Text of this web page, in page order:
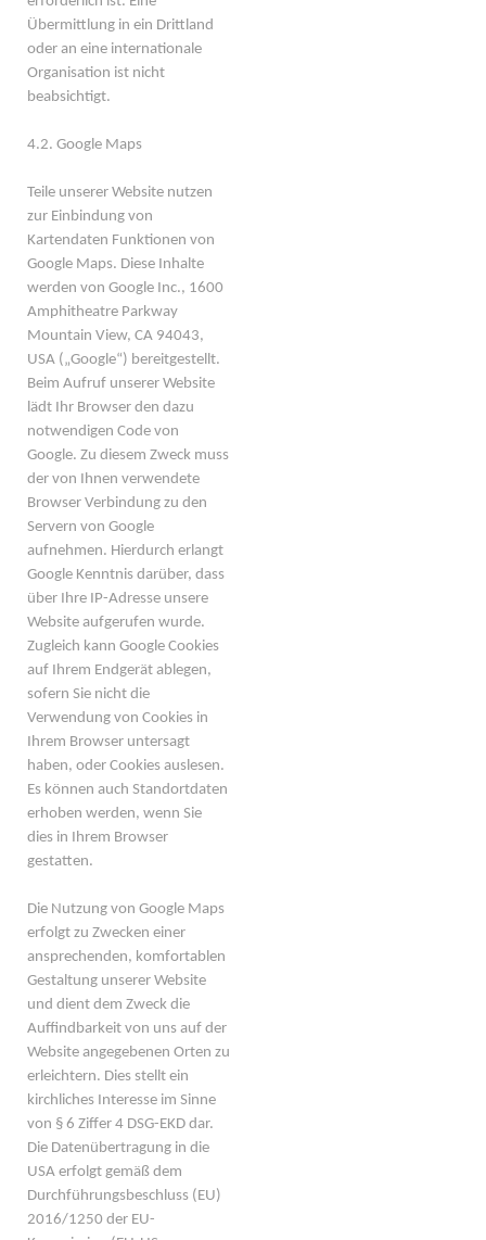
Übermittlung in ein Drittland
oder an eine internationale
Organisation ist nicht
beabsichtigt.
4.2. Google Maps
Teile unserer Website nutzen
zur Einbindung von
Kartendaten Funktionen von
Google Maps. Diese Inhalte
werden von Google Inc., 1600
Amphitheatre Parkway
Mountain View, CA 94043,
USA („Google“) bereitgestellt.
Beim Aufruf unserer Website
lädt Ihr Browser den dazu
notwendigen Code von
Google. Zu diesem Zweck muss
der von Ihnen verwendete
Browser Verbindung zu den
Servern von Google
aufnehmen. Hierdurch erlangt
Google Kenntnis darüber, dass
über Ihre IP-Adresse unsere
Website aufgerufen wurde.
Zugleich kann Google Cookies
auf Ihrem Endgerät ablegen,
sofern Sie nicht die
Verwendung von Cookies in
Ihrem Browser untersagt
haben, oder Cookies auslesen.
Es können auch Standortdaten
erhoben werden, wenn Sie
dies in Ihrem Browser
gestatten.
Die Nutzung von Google Maps
erfolgt zu Zwecken einer
ansprechenden, komfortablen
Gestaltung unserer Website
und dient dem Zweck die
Auffindbarkeit von uns auf der
Website angegebenen Orten zu
erleichtern. Dies stellt ein
kirchliches Interesse im Sinne
von § 6 Ziffer 4 DSG-EKD dar.
Die Datenübertragung in die
USA erfolgt gemäß dem
Durchführungsbeschluss (EU)
2016/1250 der EU-